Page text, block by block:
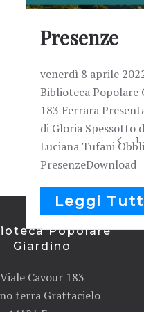
Presenze
venerdì 8 aprile
Biblioteca Popolare
183 Ferrara
di Gloria Spessotto
Luciana Tufani
PresenzeDownload
Leggi
1
Popolare
Giardino
Viale Cavour 183
terra Grattacielo